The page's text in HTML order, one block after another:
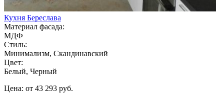
Кухня Береслава
Материал фасада:
МДФ
Стиль:
Минимализм, Скандинавский
Цвет:
Белый, Черный
Цена: от 43 293 руб.